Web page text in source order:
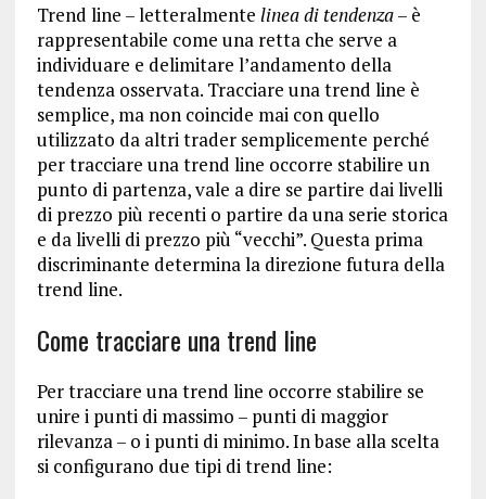
Trend line – letteralmente linea di tendenza– è
rappresentabile come una retta che serve a
individuare e delimitare l’andamento della
tendenza osservata. Tracciare una trend line è
semplice, ma non coincide mai con quello
utilizzato da altri trader semplicemente perché
per tracciare una trend line occorre stabilire un
punto di partenza, vale a dire se partire dai livelli
di prezzo più recenti o partire da una serie storica
e da livelli di prezzo più “vecchi”. Questa prima
discriminante determina la direzione futura della
trend line.
Come tracciare una trend line
Per tracciare una trend line occorre stabilire se
unire i punti di massimo – punti di maggior
rilevanza – o i punti di minimo. In base alla scelta
si configurano due tipi di trend line: